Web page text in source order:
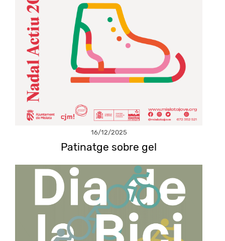
16/12/2025
Patinatge sobre gel